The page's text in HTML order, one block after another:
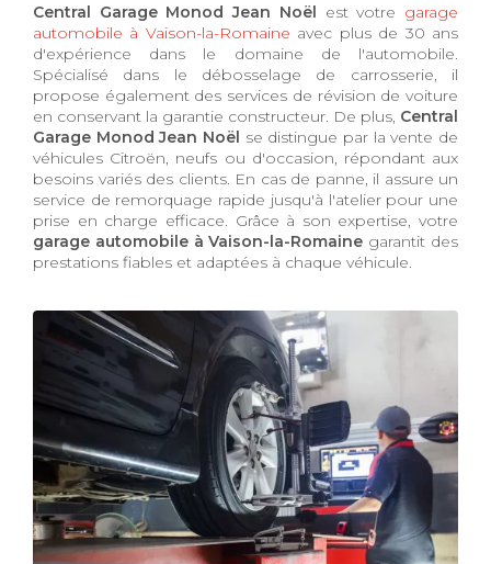
Central Garage Monod Jean Noël est votre garage
automobile à Vaison-la-Romaine avec plus de 30 ans
d'expérience dans le domaine de l'automobile.
Spécialisé dans le débosselage de carrosserie, il
propose également des services de révision de voiture
en conservant la garantie constructeur. De plus, Central
Garage Monod Jean Noël se distingue par la vente de
véhicules Citroën, neufs ou d'occasion, répondant aux
besoins variés des clients. En cas de panne, il assure un
service de remorquage rapide jusqu'à l'atelier pour une
prise en charge efficace. Grâce à son expertise, votre
garage automobile à Vaison-la-Romaine garantit des
prestations fiables et adaptées à chaque véhicule.